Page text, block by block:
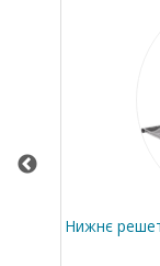
Нижнє